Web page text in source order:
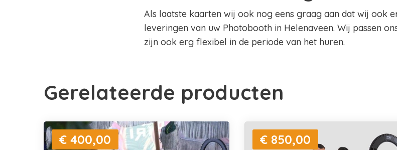
Als laatste kaarten wij ook nog eens graag aan dat wij ook
leveringen van uw Photobooth in Helenaveen. Wij passen
zijn ook erg flexibel in de periode van het huren.
Gerelateerde producten
€ 400,00 € 850,00